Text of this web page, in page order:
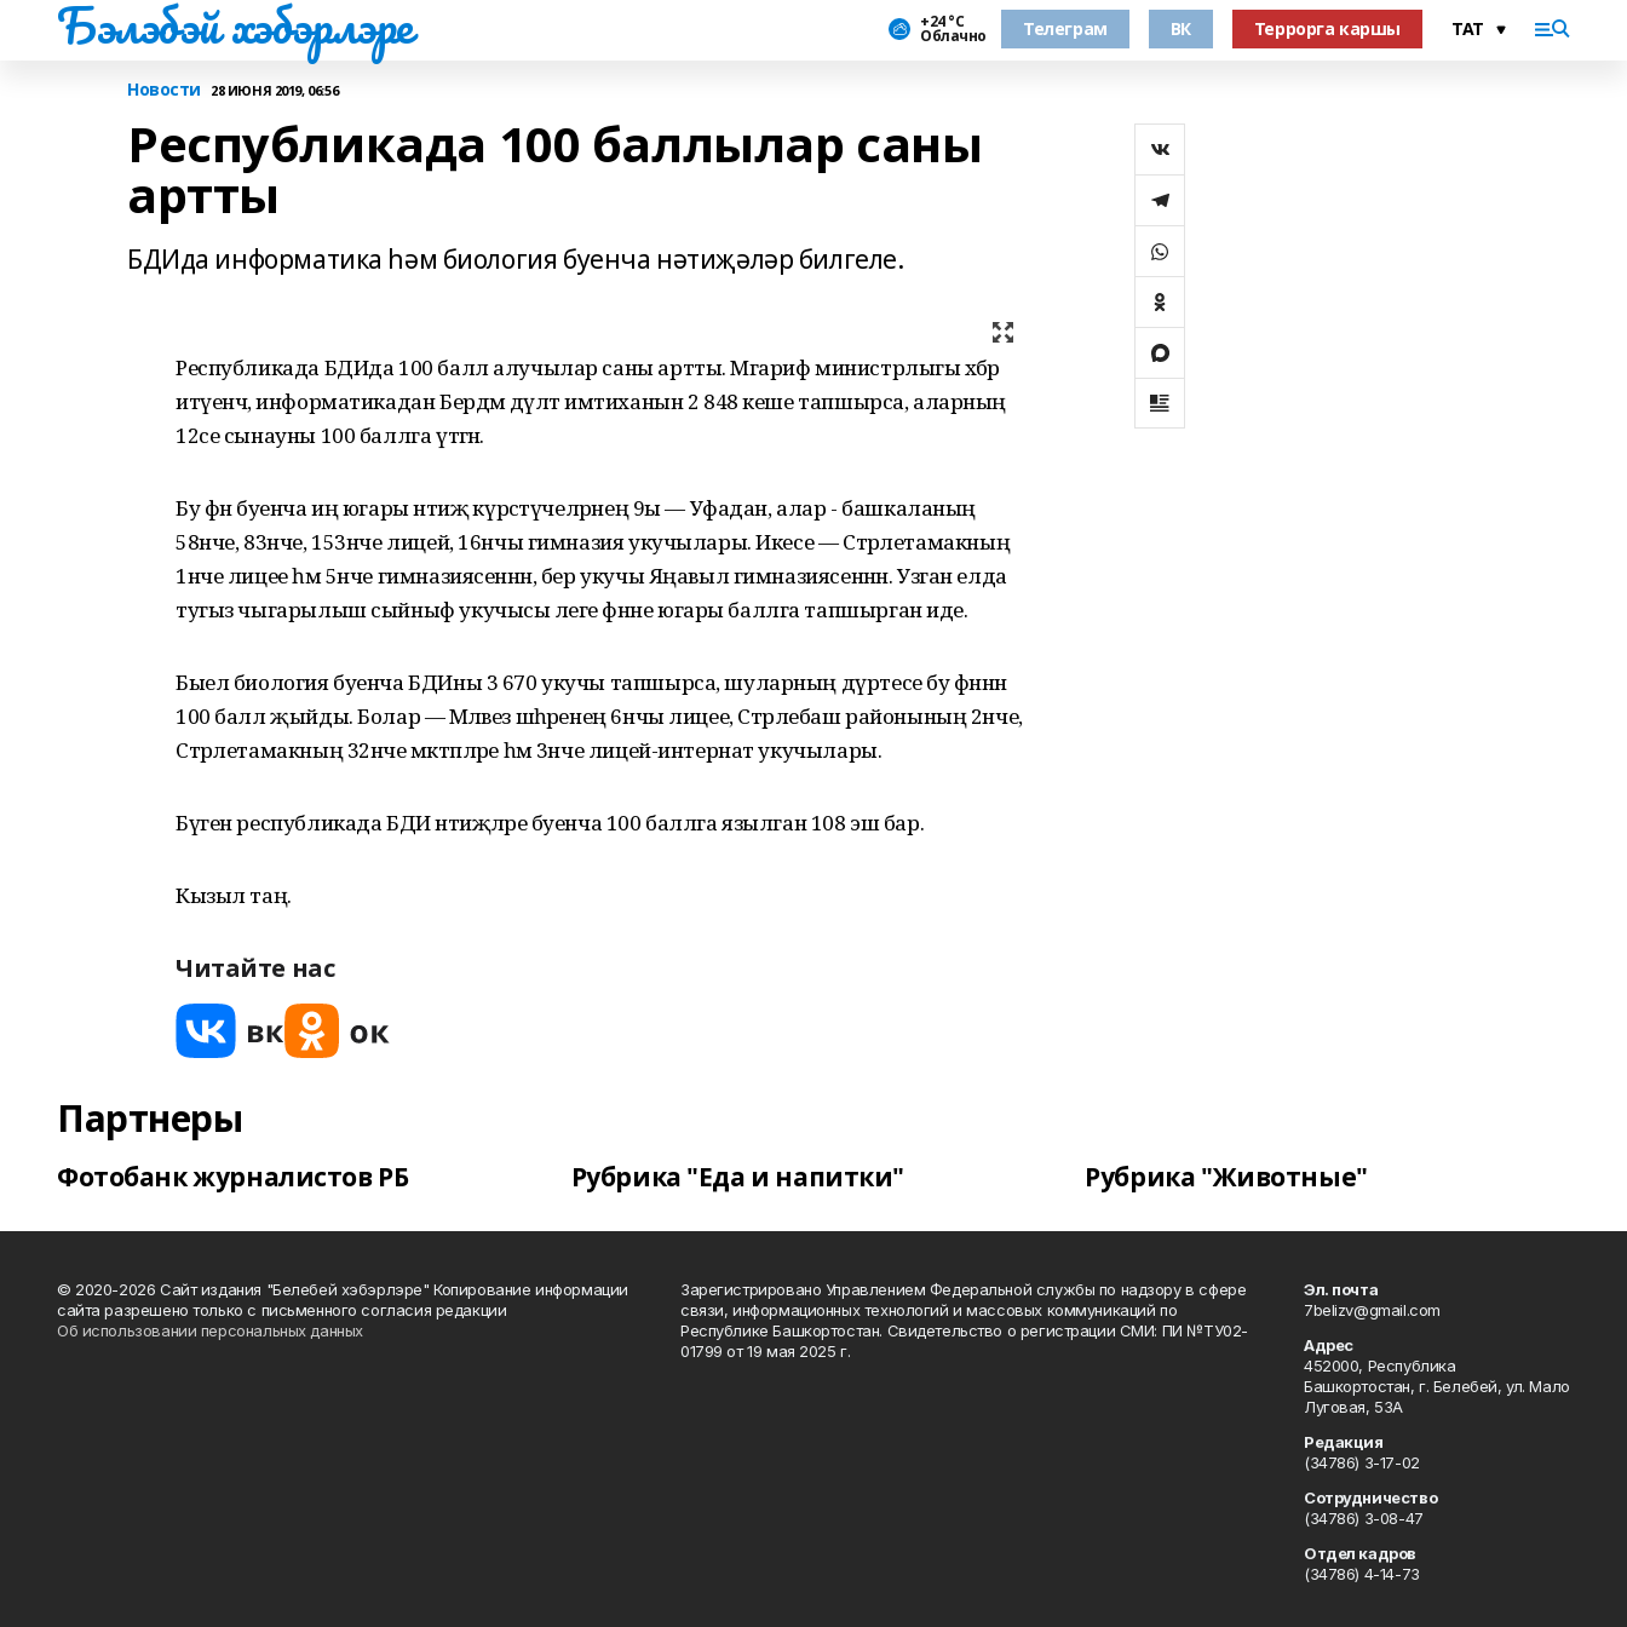
Бэлэбэй хэбэрлэре +24 °С
Облачно Телеграм ВК Террорга каршы
Новости 28 ИЮНЯ 2019, 06:56
Республикада 100 баллылар саны
артты
БДИда информатика һәм биология буенча нәтиҗәләр билгеле.
Республикада БДИда 100 балл алучылар саны артты. Мәгариф министрлыгы хәбәр
итүенчә, информатикадан Бердәм дәүләт имтиханын 2 848 кеше тапшырса, аларның
12се сынауны 100 баллга үтәгән.
Бу фән буенча иң югары нәтиҗә күрсәтүчеләрнең 9ы — Уфадан, алар - башкаланың
58нче, 83нче, 153нче лицей, 16нчы гимназия укучылары. Икесе — Стәрлетамакның
1нче лицее һәм 5нче гимназиясеннән, бер укучы Яңавыл гимназиясеннән. Узган елда
тугыз чыгарылыш сыйныф укучысы әлеге фәнне югары баллга тапшырган иде.
Быел биология буенча БДИны 3 670 укучы тапшырса, шуларның дүртесе бу фәннән
100 балл җыйды. Болар — Мәләвез шәһәренең 6нчы лицее, Стәрлебаш районының 2нче,
Стәрлетамакның 32нче мәктәпләре һәм 3нче лицей-интернат укучылары.
Бүген республикада БДИ нәтиҗәләре буенча 100 баллга язылган 108 эш бар.
Кызыл таң.
Читайте нас
Партнеры
Фотобанк журналистов РБ Рубрика "Еда и напитки" Рубрика "Животные"
© 2020-2026 Сайт издания "Белебей хэбэрлэре" Копирование информации
сайта разрешено только с письменного согласия редакции
Об использовании персональных данных
Зарегистрировано Управлением Федеральной службы по надзору в сфере
связи, информационных технологий и массовых коммуникаций по
Республике Башкортостан. Свидетельство о регистрации СМИ: ПИ №ТУ02-
01799 от 19 мая 2025 г.
Эл. почта
7belizv@gmail.com
Адрес
452000, Республика
Башкортостан, г. Белебей, ул. Мало
Луговая, 53А
Редакция
(34786) 3-17-02
Сотрудничество
(34786) 3-08-47
Отдел кадров
(34786) 4-14-73